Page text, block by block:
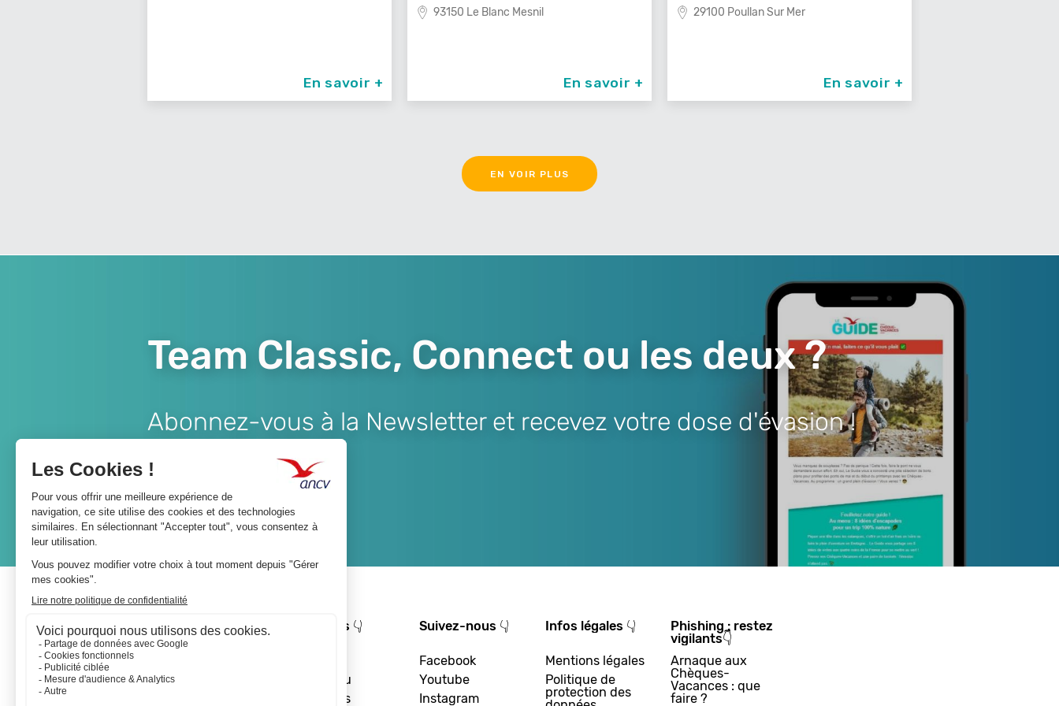
En savoir +
29100 Poullan Sur Mer
En savoir +
méditerranéen, Venez
En savoir +
EN VOIR PLUS
Team Classic, Connect ou les deux ?
Abonnez-vous à la Newsletter et recevez votre dose d'évasion !
A propos 👇
Le réseau
Les actus
Suivez-nous 👇
Facebook
Youtube
Instagram
Infos légales 👇
Mentions légales
Politique de
protection des
Phishing : restez
vigilants👇
Arnaque aux
Chèques-
Vacances : que
faire ?